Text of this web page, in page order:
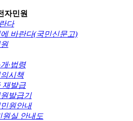
자민원
다
바란다(국민신문고)
·법령
시책
재발급
발급기
원안내
원실 안내도